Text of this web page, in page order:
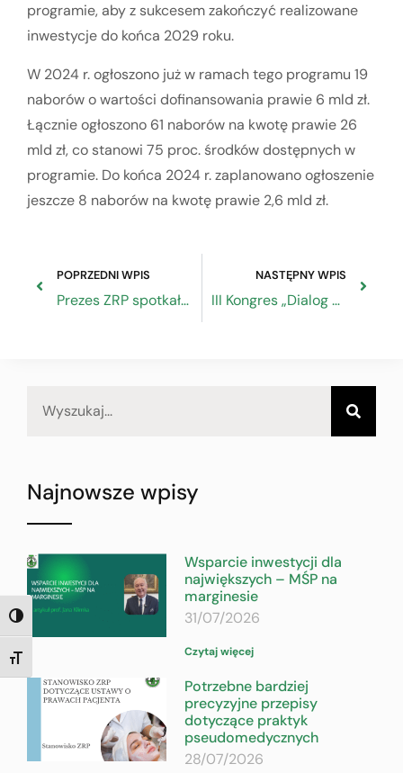
TOGGLE HIGH CONTRAST
TOGGLE FONT SIZE
programie, aby z sukcesem zakończyć realizowane
inwestycje do końca 2029 roku.
W 2024 r. ogłoszono już w ramach tego programu 19
naborów o wartości dofinansowania prawie 6 mld zł.
Łącznie ogłoszono 61 naborów na kwotę prawie 26
mld zł, co stanowi 75 proc. środków dostępnych w
programie. Do końca 2024 r. zaplanowano ogłoszenie
jeszcze 8 naborów na kwotę prawie 2,6 mld zł.
POPRZEDNI WPIS
Prezes ZRP spotkał się z przedstawicielami organizacji rzemiosła w Bydgoszczy
NASTĘPNY WPIS
III Kongres „Dialog o Gospodarce”
Najnowsze wpisy
Wsparcie inwestycji dla
największych – MŚP na
marginesie
31/07/2026
Czytaj więcej
Potrzebne bardziej
precyzyjne przepisy
dotyczące praktyk
pseudomedycznych
28/07/2026